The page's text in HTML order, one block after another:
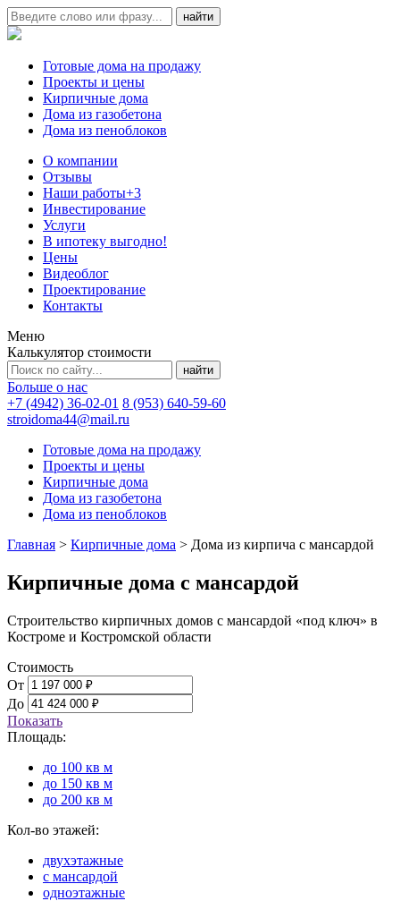
Готовые дома на продажу
Проекты и цены
Кирпичные дома
Дома из газобетона
Дома из пеноблоков
О компании
Отзывы
Наши работы+3
Инвестирование
Услуги
В ипотеку выгодно!
Цены
Видеоблог
Проектирование
Контакты
Меню
Калькулятор стоимости
Больше о нас
+7 (4942) 36-02-01 8 (953) 640-59-60
stroidoma44@mail.ru
Готовые дома на продажу
Проекты и цены
Кирпичные дома
Дома из газобетона
Дома из пеноблоков
Главная > Кирпичные дома > Дома из кирпича с мансардой
Кирпичные дома с мансардой
Строительство кирпичных домов с мансардой «под ключ» в
Костроме и Костромской области
Стоимость
От
До
Показать
Площадь:
до 100 кв м
до 150 кв м
до 200 кв м
Кол-во этажей:
двухэтажные
с мансардой
одноэтажные